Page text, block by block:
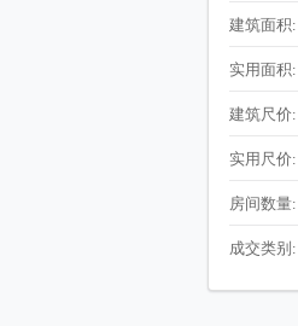
建筑面积:
实用面积:
建筑尺价:
实用尺价:
房间数量:
成交类别: